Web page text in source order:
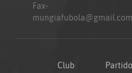
Fax-
mungiafubola@gmail.com
Club